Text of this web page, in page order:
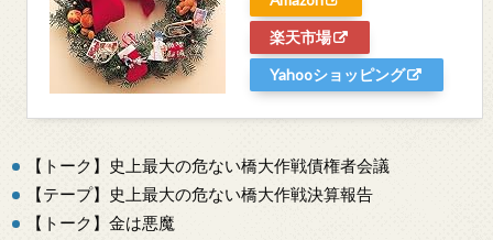
楽天市場
Yahooショッピング
【トーク】史上最大の危ない橋大作戦債権者会議
【テープ】史上最大の危ない橋大作戦決算報告
【トーク】金は悪魔